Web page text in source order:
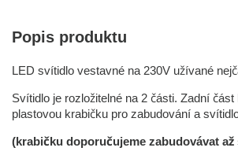
Popis produktu
LED svítidlo vestavné na 230V užívané
Svítidlo je rozložitelné na 2 části. Zadní
plastovou krabičku pro zabudování a
(krabičku doporučujeme zabudovávat